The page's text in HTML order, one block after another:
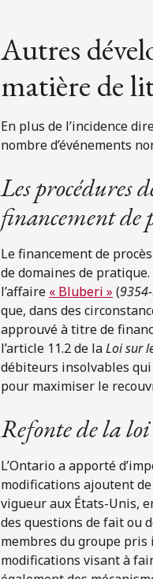
Autres
matière de
En plus de l’incidence
nombre d’événements
Les procédures
financement de
Le financement de
de domaines de
l’affaire « Bluberi » (
que, dans des
approuvé à titre de
l’article 11.2 de laLoi sur
débiteurs insolvables
pour maximiser le
Refonte de la
L’Ontario a apporté
modifications ajoutent
vigueur aux États-Unis,
des questions de fait ou
membres du groupe
modifications visant à